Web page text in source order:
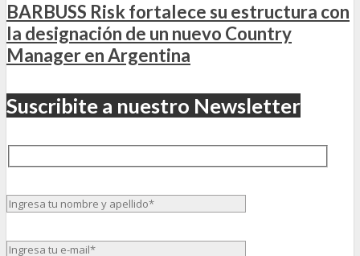
BARBUSS Risk fortalece su estructura con
la designación de un nuevo Country
Manager en Argentina
Suscribite a nuestro Newsletter